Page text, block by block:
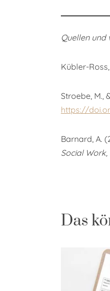
Quellen und
Kübler-Ross,
Stroebe, M.,
https://
Barnard, A.
Social Work,
Das